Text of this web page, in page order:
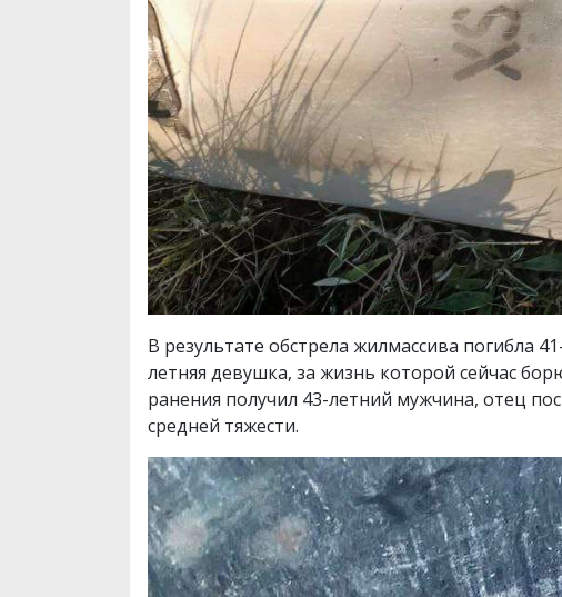
В результате обстрела жилмассива погибла
летняя девушка, за жизнь которой сейчас
ранения получил 43-летний мужчина, отец
средней тяжести.